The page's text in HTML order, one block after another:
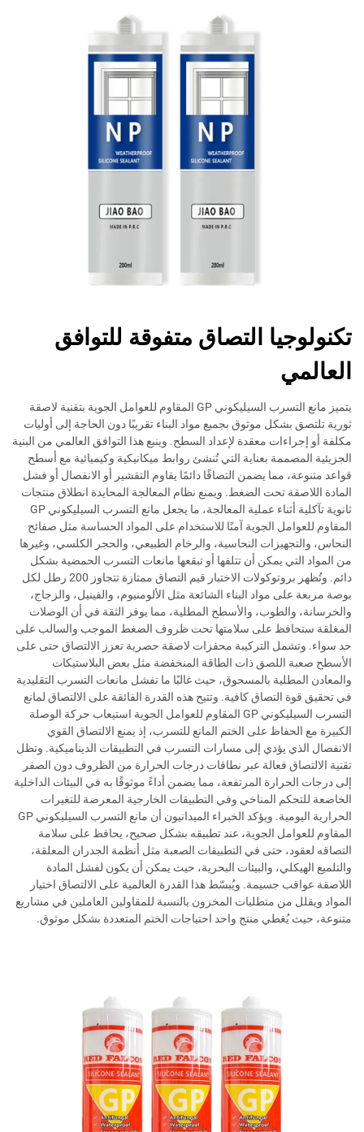
تكنولوجيا التصاق متفوقة للتوافق
العالمي
يتميز مانع التسرب السيليكوني GP المقاوم للعوامل الجوية بتقنية لاصقة
ثورية تلتصق بشكل موثوق بجميع مواد البناء تقريبًا دون الحاجة إلى أوليات
مكلفة أو إجراءات معقدة لإعداد السطح. وينبع هذا التوافق العالمي من البنية
الجزيئية المصممة بعناية التي تُنشئ روابط ميكانيكية وكيميائية مع أسطح
قواعد متنوعة، مما يضمن التصاقًا دائمًا يقاوم التقشير أو الانفصال أو فشل
المادة اللاصقة تحت الضغط. ويمنع نظام المعالجة المحايدة انطلاق منتجات
ثانوية تآكلية أثناء عملية المعالجة، ما يجعل مانع التسرب السيليكوني GP
المقاوم للعوامل الجوية آمنًا للاستخدام على المواد الحساسة مثل صفائح
النحاس، والتجهيزات النحاسية، والرخام الطبيعي، والحجر الكلسي، وغيرها
من المواد التي يمكن أن تتلفها أو تبقعها مانعات التسرب الحمضية بشكل
دائم. وتُظهر بروتوكولات الاختبار قيم التصاق ممتازة تتجاوز 200 رطل لكل
بوصة مربعة على مواد البناء الشائعة مثل الألومنيوم، والفينيل، والزجاج،
والخرسانة، والطوب، والأسطح المطلية، مما يوفر الثقة في أن الوصلات
المغلقة ستحافظ على سلامتها تحت ظروف الضغط الموجب والسالب على
حد سواء. وتشمل التركيبة محفزات لاصقة حصرية تعزز الالتصاق حتى على
الأسطح صعبة اللصق ذات الطاقة المنخفضة مثل بعض البلاستيكات
والمعادن المطلية بالمسحوق، حيث غالبًا ما تفشل مانعات التسرب التقليدية
في تحقيق قوة التصاق كافية. وتتيح هذه القدرة الفائقة على الالتصاق لمانع
التسرب السيليكوني GP المقاوم للعوامل الجوية استيعاب حركة الوصلة
الكبيرة مع الحفاظ على الختم المانع للتسرب، إذ يمنع الالتصاق القوي
الانفصال الذي يؤدي إلى مسارات التسرب في التطبيقات الديناميكية. وتظل
تقنية الالتصاق فعالة عبر نطاقات درجات الحرارة من الظروف دون الصفر
إلى درجات الحرارة المرتفعة، مما يضمن أداءً موثوقًا به في البيئات الداخلية
الخاضعة للتحكم المناخي وفي التطبيقات الخارجية المعرضة للتغيرات
الحرارية اليومية. ويؤكد الخبراء الميدانيون أن مانع التسرب السيليكوني GP
المقاوم للعوامل الجوية، عند تطبيقه بشكل صحيح، يحافظ على سلامة
التصاقه لعقود، حتى في التطبيقات الصعبة مثل أنظمة الجدران المعلقة،
والتلميع الهيكلي، والبيئات البحرية، حيث يمكن أن يكون لفشل المادة
اللاصقة عواقب جسيمة. ويُبسّط هذا القدرة العالمية على الالتصاق اختيار
المواد ويقلل من متطلبات المخزون بالنسبة للمقاولين العاملين في مشاريع
متنوعة، حيث يُغطي منتج واحد احتياجات الختم المتعددة بشكل موثوق.